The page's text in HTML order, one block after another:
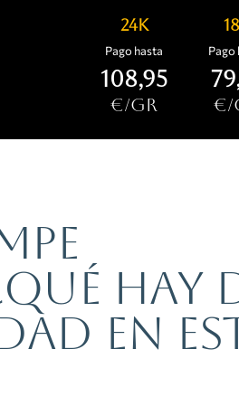
24K
Pago hasta
108,95
€/gr
Pago
hay
en